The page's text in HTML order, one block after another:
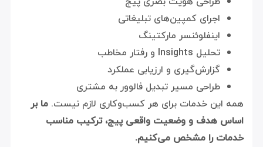
اجرای کمپین‌های تبلیغاتی
اینفلوئنسر مارکتینگ
تحلیل Insights و رفتار مخاطب
گزارش‌گیری و ارزیابی عملکرد
طراحی مسیر تبدیل فالوور به مشتری
همه این خدمات برای هر کسب‌وکاری لازم نیست. ما بر
اساس هدف و وضعیت واقعی پیج، ترکیب مناسب
خدمات را مشخص می‌کنیم.